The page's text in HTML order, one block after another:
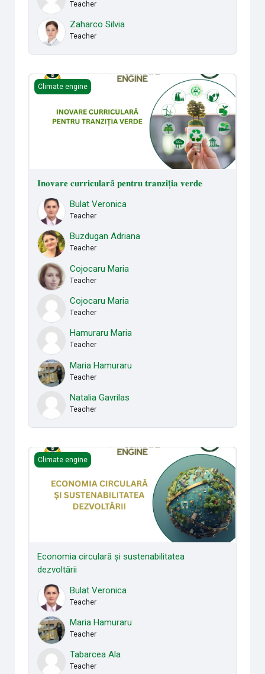
Teacher
Zaharco Silvia
Teacher
𝐈𝐧𝐨𝐯𝐚𝐫𝐞 𝐜𝐮𝐫𝐫𝐢𝐜𝐮𝐥𝐚𝐫ă 𝐩𝐞𝐧𝐭𝐫𝐮 𝐭𝐫𝐚𝐧𝐳𝐢ț𝐢𝐚 𝐯𝐞𝐫𝐝𝐞
Climate engine
𝐈𝐧𝐨𝐯𝐚𝐫𝐞 𝐜𝐮𝐫𝐫𝐢𝐜𝐮𝐥𝐚𝐫ă 𝐩𝐞𝐧𝐭𝐫𝐮 𝐭𝐫𝐚𝐧𝐳𝐢ț𝐢𝐚 𝐯𝐞𝐫𝐝𝐞
Bulat Veronica
Teacher
Buzdugan Adriana
Teacher
Cojocaru Maria
Teacher
Cojocaru Maria
Teacher
Hamuraru Maria
Teacher
Maria Hamuraru
Teacher
Natalia Gavrilas
Teacher
Economia circulară și sustenabilitatea dezvoltării
Climate engine
Economia circulară și sustenabilitatea
dezvoltării
Bulat Veronica
Teacher
Maria Hamuraru
Teacher
Tabarcea Ala
Teacher